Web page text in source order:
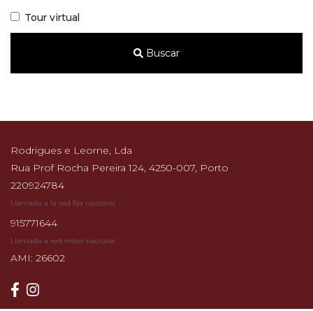
Tour virtual
Buscar
Rodrigues e Leorne, Lda
Rua Prof Rocha Pereira 124, 4250-007, Porto
220924784
Llamada a la red fija nacional
915771644
Llamada a red móvil nacional
AMI: 26602